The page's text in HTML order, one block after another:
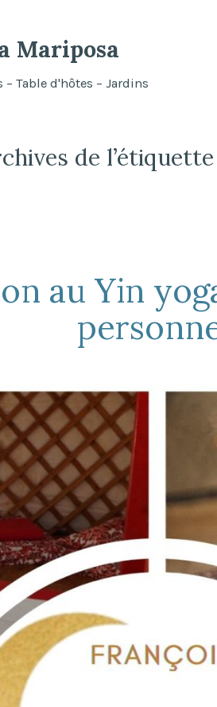
Mariposa
Table d'hôtes – Jardins
de l’étiquette
au Yin